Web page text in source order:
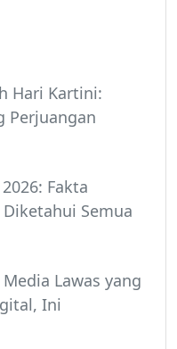
Hari Kartini:
Perjuangan
Fakta
Semua
Lawas yang
Ini